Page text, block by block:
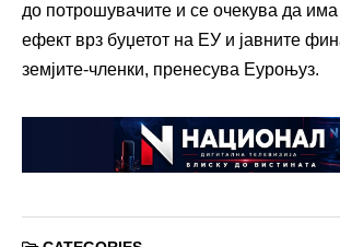
до потрошувачите и се очекува да има
ефект врз буџетот на ЕУ и јавните
земјите-членки, пренесува Еуроњуз.